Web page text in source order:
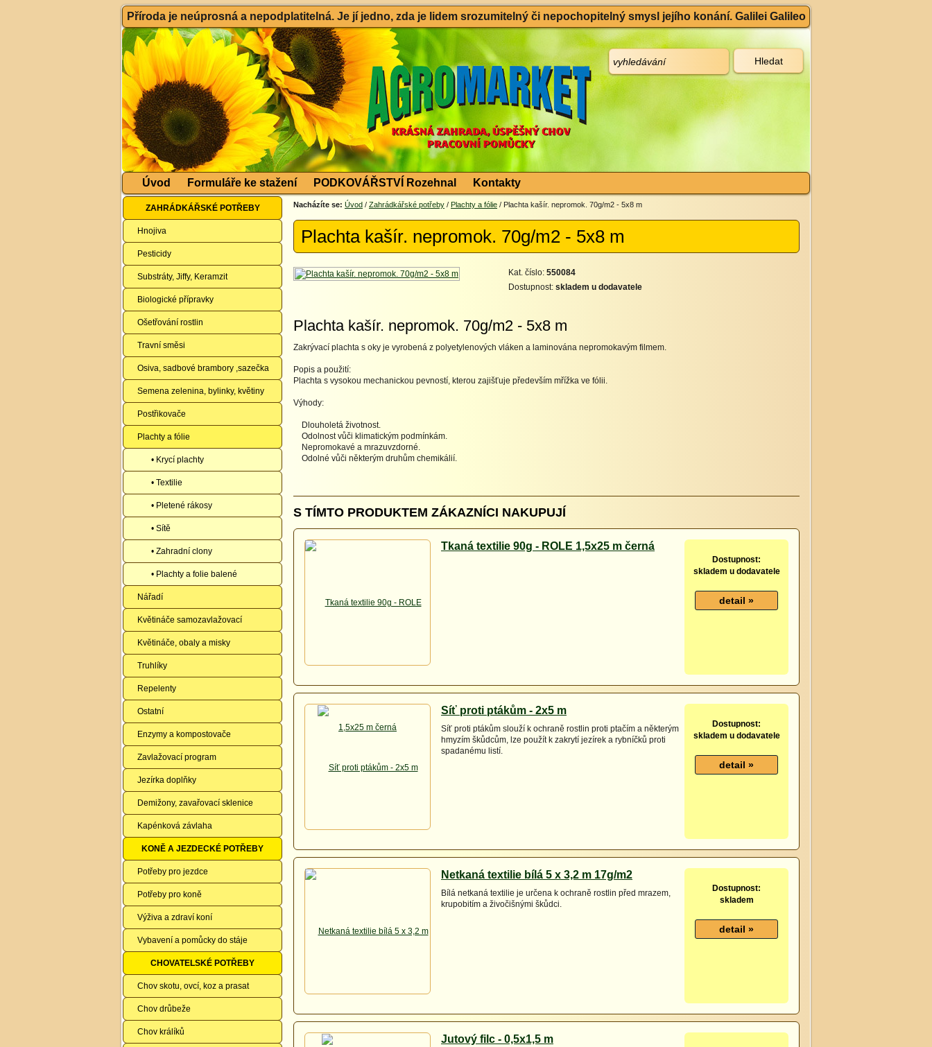
Příroda je neúprosná a nepodplatitelná. Je jí jedno, zda je lidem srozumitelný či nepochopitelný smysl jejího konání. Galilei Galileo
Úvod Formuláře ke stažení PODKOVÁŘSTVÍ Rozehnal Kontakty
ZAHRÁDKÁŘSKÉ POTŘEBY
Hnojiva
Pesticidy
Substráty, Jiffy, Keramzit
Biologické přípravky
Ošetřování rostlin
Travní směsi
Osiva, sadbové brambory ,sazečka
Semena zelenina, bylinky, květiny
Postřikovače
Plachty a fólie
• Krycí plachty
• Textilie
• Pletené rákosy
• Sítě
• Zahradní clony
• Plachty a folie balené
Nářadí
Květináče samozavlažovací
Květináče, obaly a misky
Truhlíky
Repelenty
Ostatní
Enzymy a kompostovače
Zavlažovací program
Jezírka doplňky
Demižony, zavařovací sklenice
Kapénková závlaha
KONĚ A JEZDECKÉ POTŘEBY
Potřeby pro jezdce
Potřeby pro koně
Výživa a zdraví koní
Vybavení a pomůcky do stáje
CHOVATELSKÉ POTŘEBY
Chov skotu, ovcí, koz a prasat
Chov drůbeže
Chov králíků
Nacházíte se: Úvod / Zahrádkářské potřeby / Plachty a fólie / Plachta kašír. nepromok. 70g/m2 - 5x8 m
Plachta kašír. nepromok. 70g/m2 - 5x8 m
Kat. číslo: 550084
Dostupnost: skladem u dodavatele
Plachta kašír. nepromok. 70g/m2 - 5x8 m
Zakrývací plachta s oky je vyrobená z polyetylenových vláken a laminována nepromokavým filmem.
Popis a použití:
Plachta s vysokou mechanickou pevností, kterou zajišťuje především mřížka ve fólii.
Výhody:
Dlouholetá životnost.
Odolnost vůči klimatickým podmínkám.
Nepromokavé a mrazuvzdorné.
Odolné vůči některým druhům chemikálií.
S TÍMTO PRODUKTEM ZÁKAZNÍCI NAKUPUJÍ
Tkaná textilie 90g - ROLE 1,5x25 m černá
Dostupnost:
skladem u dodavatele
Síť proti ptákům - 2x5 m
Síť proti ptákům slouží k ochraně rostlin proti ptačím a některým
hmyzím škůdcům, lze použít k zakrytí jezírek a rybníčků proti
spadanému listí.
Dostupnost:
skladem u dodavatele
Netkaná textilie bílá 5 x 3,2 m 17g/m2
Bílá netkaná textilie je určena k ochraně rostlin před mrazem,
krupobitím a živočišnými škůdci.
Dostupnost:
skladem
Jutový filc - 0,5x1,5 m